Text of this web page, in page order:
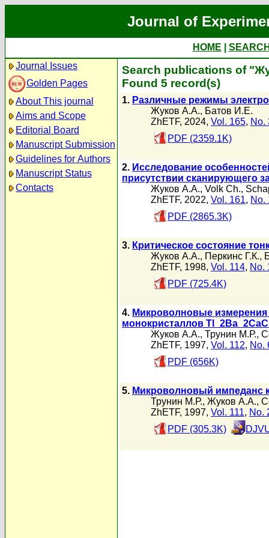
Journal of
HOME
Journal Issues
Golden Pages
About This journal
Aims and Scope
Editorial Board
Manuscript Submission
Guidelines for Authors
Manuscript Status
Contacts
Search publications of
Found 5 record(s)
1. Различные режимы
Жуков А.А., Батов И.Е.
ZhETF, 2024, Vol. 165, No.
PDF (2359.1K)
2. Исследование
присутствии сканирующего
Жуков А.А., Volk Ch.,
ZhETF, 2022, Vol. 161, No.
PDF (2865.3K)
3. Критическое состояние
Жуков А.А., Перкинс Г.К.,
ZhETF, 1998, Vol. 114, No.
PDF (725.4K)
4. Микроволновые измерения
монокристаллов
Жуков А.А., Трунин М.Р.,
ZhETF, 1997, Vol. 112, No.
PDF (656K)
5. Микроволновый импеданс
Трунин М.Р., Жуков А.А.,
ZhETF, 1997, Vol. 111, No.
PDF (305.3K)